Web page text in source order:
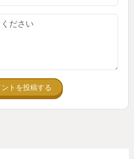
て欲しいです。
で街を歩いているだけでい
ているので飽きることがな
ード時間もそんなに気にな
のもよかったです！
ントを投稿する